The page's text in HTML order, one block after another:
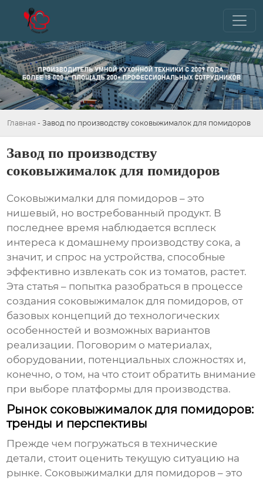
Главная - Завод по производству соковыжималок для помидоров
Завод по производству
соковыжималок для помидоров
Соковыжималки для помидоров – это
нишевый, но востребованный продукт. В
последнее время наблюдается всплеск
интереса к домашнему производству сока, а
значит, и спрос на устройства, способные
эффективно извлекать сок из томатов, растет.
Эта статья – попытка разобраться в процессе
создания соковыжималок для помидоров, от
базовых концепций до технологических
особенностей и возможных вариантов
реализации. Поговорим о материалах,
оборудовании, потенциальных сложностях и,
конечно, о том, на что стоит обратить внимание
при выборе платформы для производства.
Рынок соковыжималок для помидоров:
тренды и перспективы
Прежде чем погружаться в технические
детали, стоит оценить текущую ситуацию на
рынке. Соковыжималки для помидоров – это